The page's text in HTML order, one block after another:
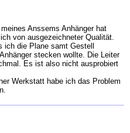
Anssems Anhänger hat
von ausgezeichneter Qualität.
die Plane samt Gestell
stecken wollte. Die Leiter
Es ist also nicht ausprobiert
Werkstatt habe ich das Problem